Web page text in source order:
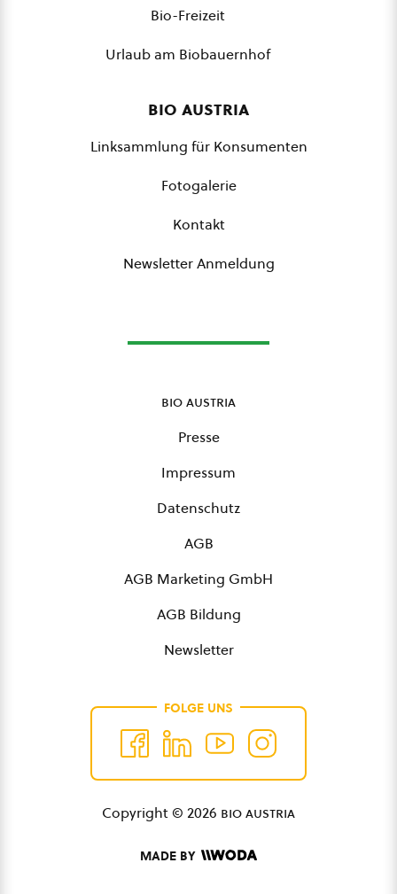
Bio-Freizeit
Urlaub am Biobauernhof
bio austria
Linksammlung für Konsumenten
Fotogalerie
Kontakt
Newsletter Anmeldung
bio austria
Presse
Impressum
Datenschutz
AGB
AGB Marketing GmbH
AGB Bildung
Newsletter
FOLGE UNS
Copyright © 2026 bio austria
MADE BY